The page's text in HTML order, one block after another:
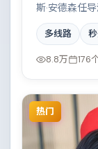
斯·安德森任
光，边境线
统一，具备院
多线路
8.8万 176
热门